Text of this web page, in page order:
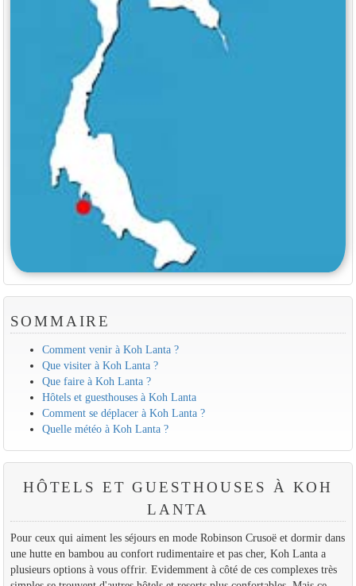
SOMMAIRE
Comment venir à Koh Lanta ?
Que visiter à Koh Lanta ?
Que faire à Koh Lanta ?
Hôtels et guesthouses à Koh Lanta
Comment se déplacer à Koh Lanta ?
Quelle météo à Koh Lanta ?
HÔTELS ET GUESTHOUSES À KOH
LANTA
Pour ceux qui aiment les séjours en mode Robinson Crusoë et dormir dans
une hutte en bambou au confort rudimentaire et pas cher, Koh Lanta a
plusieurs options à vous offrir. Evidemment à côté de ces complexes très